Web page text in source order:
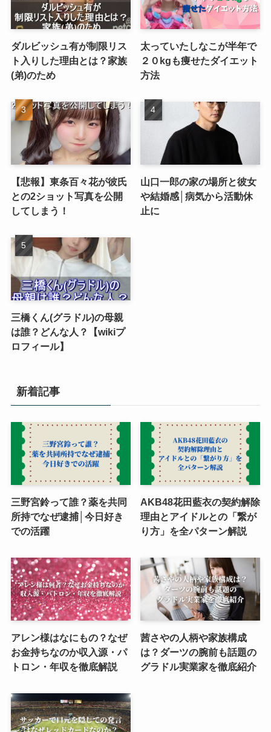
ダルビッシュ有が制限リス
ト入りした理由とは？家族
(弟)のため
太っていたしなこが半年で
２０kgも痩せたダイエット
方法
【悲報】東条百々花が彼氏
との2ショット写真を公開
してしまう！
山口一郎の家の場所と彼女
や結婚感│病気から活動休
止に
三橋くん(グラドル)の母親
は誰？どんな人？【wikiプ
ロフィール】
新着記事
三野宮鈴って誰？薬を共同
所持でなぜ逮捕│今日好き
での活躍
AKB48花田藍衣の契約解除
理由とアイドルとの「繋が
り方」を全パターン解説
アレン様はなにもの？なぜ
お金持ちなのか収入源・パ
トロン・年収を徹底解説
茜さやの人柄や家族構成
は？ダーツの腕前も話題の
グラドル実業家を徹底紹介